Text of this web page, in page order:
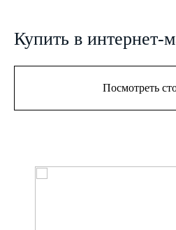
Купить в интернет-
Посмотреть